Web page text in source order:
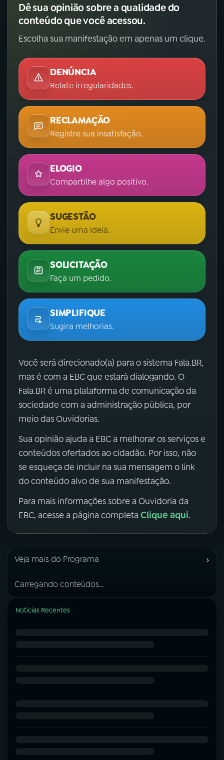
Dê sua opinião sobre a qualidade do
conteúdo que você acessou.
Escolha sua manifestação em apenas um clique.
DENÚNCIA
Relate irregularidades.
RECLAMAÇÃO
Registre sua insatisfação.
ELOGIO
Compartilhe algo positivo.
SUGESTÃO
Envie uma ideia.
SOLICITAÇÃO
Faça um pedido.
SIMPLIFIQUE
Sugira melhorias.
Você será direcionado(a) para o sistema Fala.BR,
mas é com a EBC que estará dialogando. O
Fala.BR é uma plataforma de comunicação da
sociedade com a administração pública, por
meio das Ouvidorias.
Sua opinião ajuda a EBC a melhorar os serviços e
conteúdos ofertados ao cidadão. Por isso, não
se esqueça de incluir na sua mensagem o link
do conteúdo alvo de sua manifestação.
Para mais informações sobre a Ouvidoria da
EBC, acesse a página completa Clique aqui.
Veja mais do Programa ›
Carregando conteúdos...
Notícias Recentes